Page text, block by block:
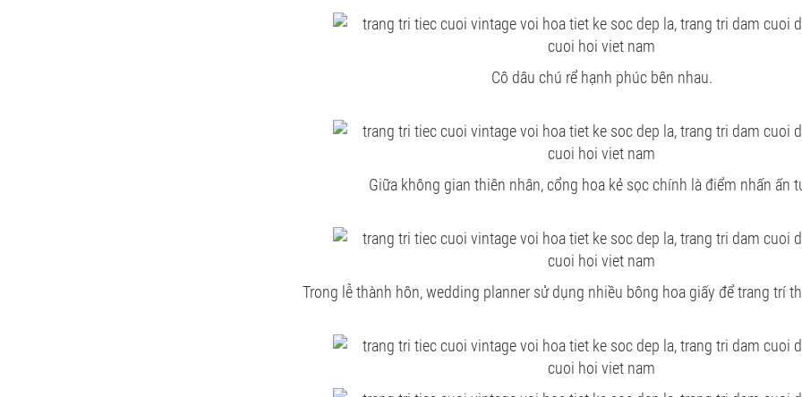
Cô dâu chú rể hạnh phúc bên nhau.
Giữa không gian thiên nhân, cổng hoa kẻ sọc chính là điểm nhấn ấn
Trong lễ thành hôn, wedding planner sử dụng nhiều bông hoa giấy để trang trí